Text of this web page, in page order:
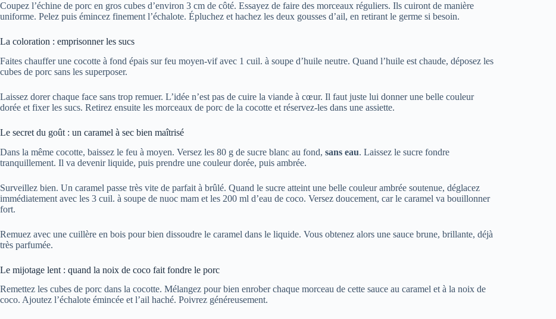
Coupez l’échine de porc en gros cubes d’environ 3 cm de côté. Essayez de faire des morceaux réguliers. Ils cuiront de manière
uniforme. Pelez puis émincez finement l’échalote. Épluchez et hachez les deux gousses d’ail, en retirant le germe si besoin.
La coloration : emprisonner les sucs
Faites chauffer une cocotte à fond épais sur feu moyen-vif avec 1 cuil. à soupe d’huile neutre. Quand l’huile est chaude, déposez les
cubes de porc sans les superposer.
Laissez dorer chaque face sans trop remuer. L’idée n’est pas de cuire la viande à cœur. Il faut juste lui donner une belle couleur
dorée et fixer les sucs. Retirez ensuite les morceaux de porc de la cocotte et réservez-les dans une assiette.
Le secret du goût : un caramel à sec bien maîtrisé
Dans la même cocotte, baissez le feu à moyen. Versez les 80 g de sucre blanc au fond, sans eau. Laissez le sucre fondre
tranquillement. Il va devenir liquide, puis prendre une couleur dorée, puis ambrée.
Surveillez bien. Un caramel passe très vite de parfait à brûlé. Quand le sucre atteint une belle couleur ambrée soutenue, déglacez
immédiatement avec les 3 cuil. à soupe de nuoc mam et les 200 ml d’eau de coco. Versez doucement, car le caramel va bouillonner
fort.
Remuez avec une cuillère en bois pour bien dissoudre le caramel dans le liquide. Vous obtenez alors une sauce brune, brillante, déjà
très parfumée.
Le mijotage lent : quand la noix de coco fait fondre le porc
Remettez les cubes de porc dans la cocotte. Mélangez pour bien enrober chaque morceau de cette sauce au caramel et à la noix de
coco. Ajoutez l’échalote émincée et l’ail haché. Poivrez généreusement.